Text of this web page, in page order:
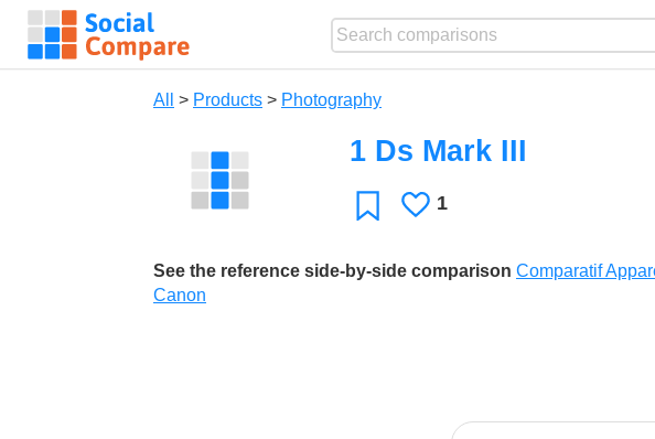
All > Products > Photography
1 Ds Mark III
FavoriteLikes
1
See the reference side-by-side comparison Comparatif
Canon